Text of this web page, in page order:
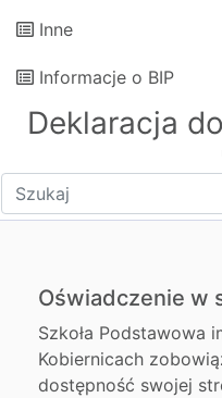
Inne
Informacje o BIP
Deklaracja
Wpisz tekst do wyszukania
Oświadczenie w
Szkoła Podstawowa
Kobiernicach
dostępność swojej